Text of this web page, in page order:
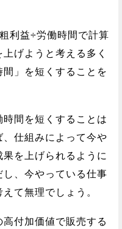
利益÷労働時間で計算
げようと考える多く
」を短くすることを
間を短くすることは
仕組みによって今や
を上げられるように
、今やっている仕事
て無理でしょう。
付加価値で販売する